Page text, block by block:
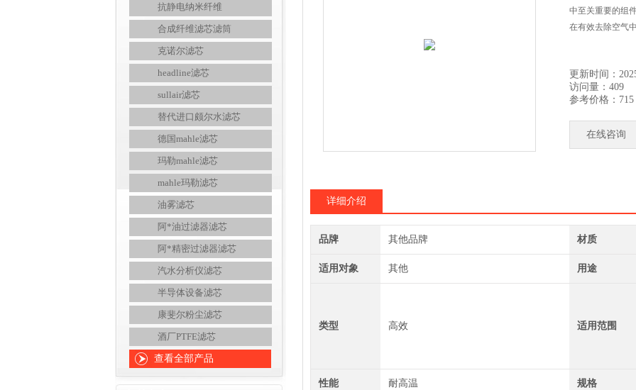
抗静电纳米纤维
合成纤维滤芯滤筒
克诺尔滤芯
headline滤芯
sullair滤芯
替代进口颇尔水滤芯
德国mahle滤芯
玛勒mahle滤芯
mahle玛勒滤芯
油雾滤芯
阿*油过滤器滤芯
阿*精密过滤器滤芯
汽水分析仪滤芯
半导体设备滤芯
康斐尔粉尘滤芯
酒厂PTFE滤芯
查看全部产品
中至关重要的组
在有效去除空气
更新时间：
访问量：409
参考价格：715
在线咨询
详细介绍
品牌 其他品牌 材质
适用对象 其他 用途
类型 高效 适用范围
性能 耐高温 规格